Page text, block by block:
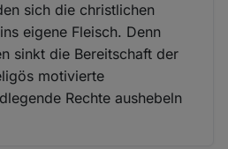
sich die christlichen
eigene Fleisch. Denn
sinkt die Bereitschaft der
motivierte
Rechte aushebeln